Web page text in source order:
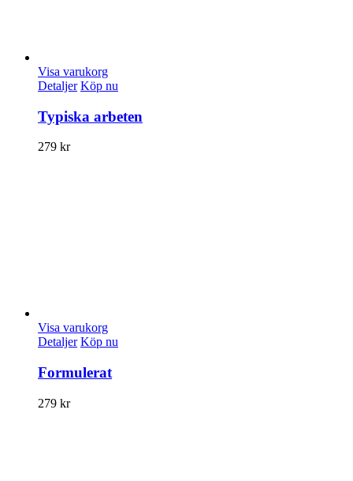
Visa varukorg
Detaljer Köp nu
Typiska arbeten
279 kr
Visa varukorg
Detaljer Köp nu
Formulerat
279 kr